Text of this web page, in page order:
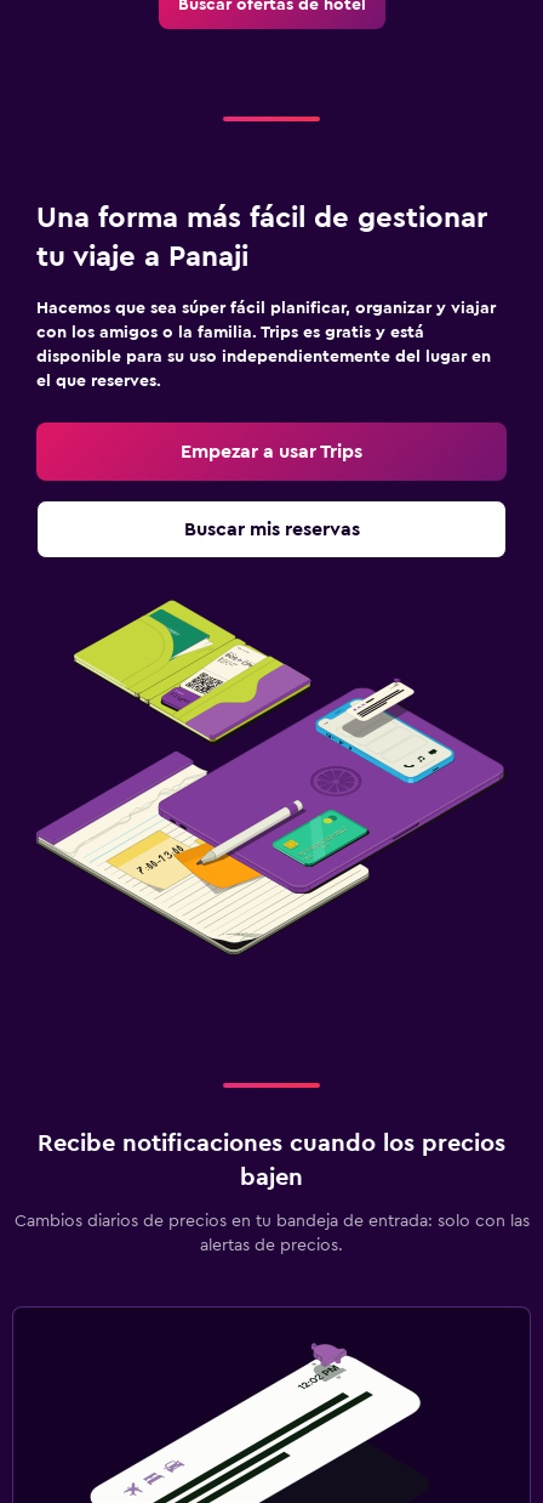
Estacionamiento gratuito
Ideal para familias
Cuna/cama nido disponibles
Comidas para niños
Buffet infantil
Bañera de hidromasaje
Terraza/patio
Terraza
Fax/fotocopiadora
Escritorio
Actividades
Buscar ofertas de hotel
Una forma más fácil de gestionar
tu viaje a Panaji
Hacemos que sea súper fácil planificar, organizar y viajar
con los amigos o la familia. Trips es gratis y está
disponible para su uso independientemente del lugar en
el que reserves.
Empezar a usar Trips
Buscar mis reservas
Recibe notificaciones cuando los precios
bajen
Cambios diarios de precios en tu bandeja de entrada: solo con las
alertas de precios.